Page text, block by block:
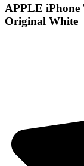
APPLE iPhone
Original White